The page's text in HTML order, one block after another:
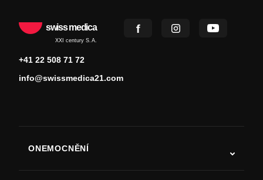
swiss medica
XXI century S.A.
+41 22 508 71 72
info@swissmedica21.com
ONEMOCNĚNÍ